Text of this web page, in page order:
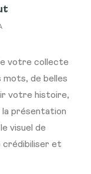
votre collecte
mots, de belles
votre histoire,
présentation
visuel de
et